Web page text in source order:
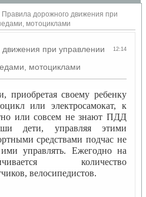
дорожного движения при
мотоциклами
12:14
при управлении
мотоциклами
приобретая своему ребенку
или электросамокат, к
или совсем не знают ПДД
дети, управляя этими
средствами подчас не
управлять. Ежегодно на
количество
велосипедистов.